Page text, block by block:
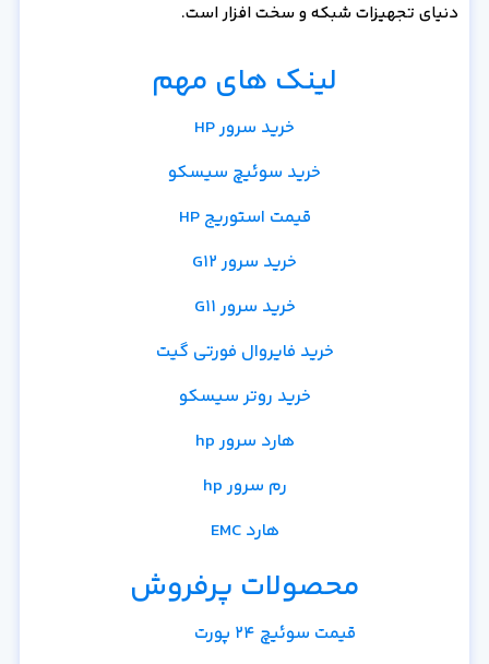
دنیای تجهیزات شبکه و سخت افزار است.
لینک های مهم
خرید سرور HP
خرید سوئیچ سیسکو
قیمت استوریج HP
خرید سرور G12
خرید سرور G11
خرید فایروال فورتی گیت
خرید روتر سیسکو
هارد سرور hp
رم سرور hp
هارد EMC
محصولات پرفروش
قیمت سوئیچ 24 پورت